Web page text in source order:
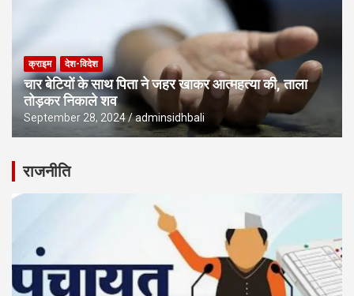
क्राइम देश-विदेश
चार बेटियों के साथ पिता ने जहर खाकर आत्महत्या की, ताला
तोड़कर निकाले शव
September 28, 2024 adminsidhbali
राजनीति